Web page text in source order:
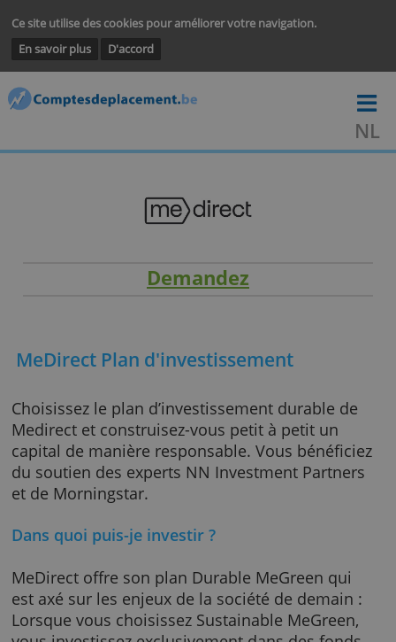
Ce site utilise des cookies pour améliorer votre navigation.
En savoir plus
D'accord
MeDirect Plan d'investissement
Choisissez le plan d’investissement durable
Medirect et construisez-vous petit à petit un
du soutien des experts NN Investment
Dans quoi puis-je investir ?